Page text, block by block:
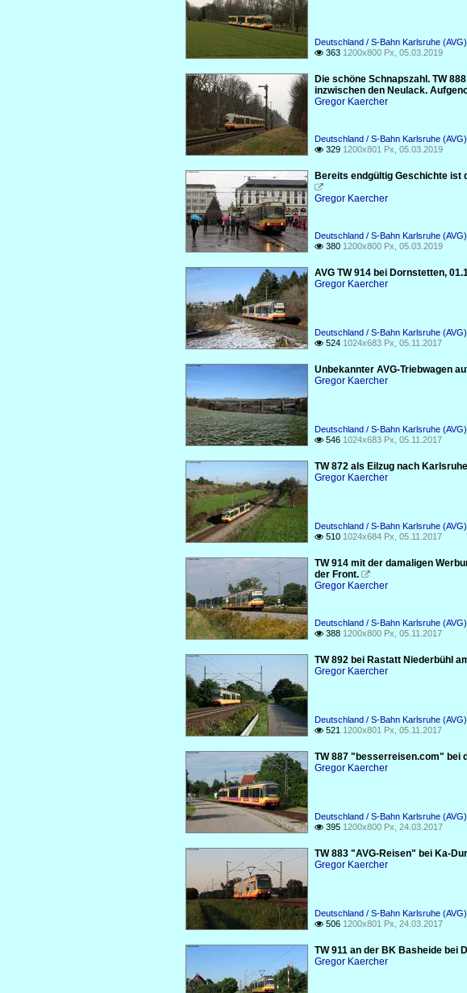
Deutschland / S-Bahn Karlsruhe
 363 1200x800 Px, 05.03.2019
Die schöne Schnapszahl. TW
inzwischen den Neulack.
Gregor Kaercher
Deutschland / S-Bahn Karlsruhe
 329 1200x801 Px, 05.03.2019
Bereits endgültig Geschichte ist

Gregor Kaercher
Deutschland / S-Bahn Karlsruhe
 380 1200x800 Px, 05.03.2019
AVG TW 914 bei Dornstetten,
Gregor Kaercher
Deutschland / S-Bahn Karlsruhe
 524 1024x683 Px, 05.11.2017
Unbekannter AVG-Triebwagen
Gregor Kaercher
Deutschland / S-Bahn Karlsruhe
 546 1024x683 Px, 05.11.2017
TW 872 als Eilzug nach
Gregor Kaercher
Deutschland / S-Bahn Karlsruhe
 510 1024x684 Px, 05.11.2017
TW 914 mit der damaligen
der Front. 
Gregor Kaercher
Deutschland / S-Bahn Karlsruhe
 388 1200x800 Px, 05.11.2017
TW 892 bei Rastatt Niederbühl
Gregor Kaercher
Deutschland / S-Bahn Karlsruhe
 521 1200x801 Px, 05.11.2017
TW 887 "besserreisen.com" bei
Gregor Kaercher
Deutschland / S-Bahn Karlsruhe
 395 1200x800 Px, 24.03.2017
TW 883 "AVG-Reisen" bei Ka-
Gregor Kaercher
Deutschland / S-Bahn Karlsruhe
 506 1200x801 Px, 24.03.2017
TW 911 an der BK Basheide bei
Gregor Kaercher